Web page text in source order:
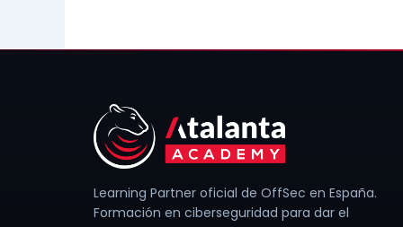
Learning Partner oficial de OffSec en España.
Formación en ciberseguridad para dar el